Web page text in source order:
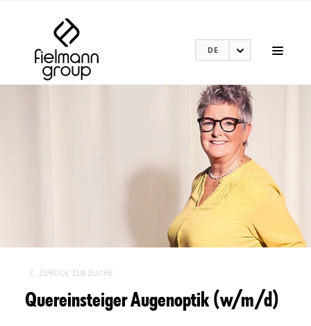
DE
ZURÜCK ZUR SUCHE
Quereinsteiger Augenoptik (w/m/d)